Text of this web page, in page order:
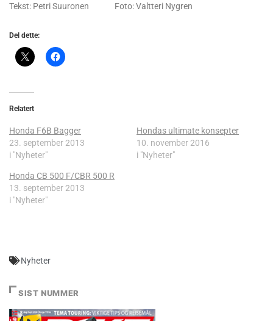
Tekst: Petri Suuronen Foto: Valtteri Nygren
Del dette:
Relatert
Honda F6B Bagger
23. september 2013
i "Nyheter"
Hondas ultimate konsepter
10. november 2016
i "Nyheter"
Honda CB 500 F/CBR 500 R
13. september 2013
i "Nyheter"
Nyheter
SIST NUMMER